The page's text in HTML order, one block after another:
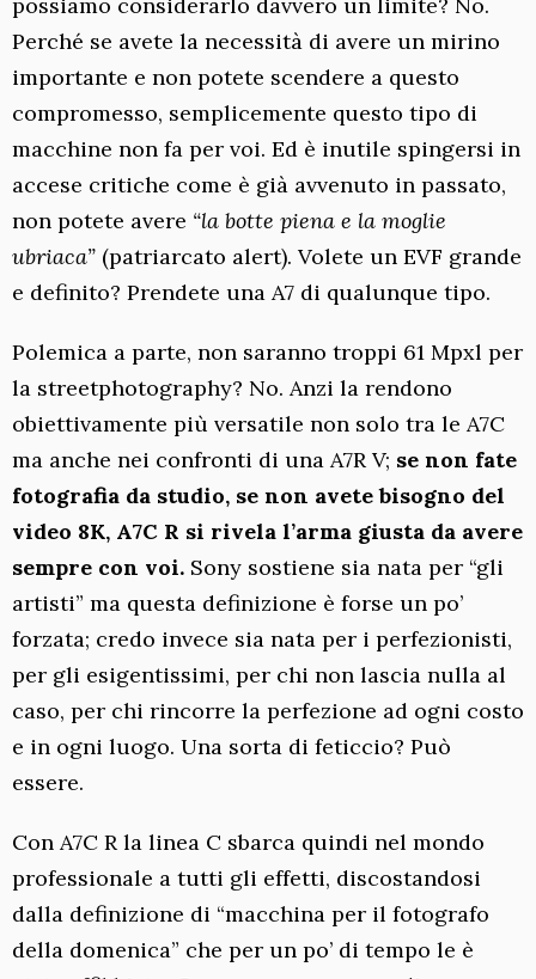
Perché se avete la necessità di avere un mirino
importante e non potete scendere a questo
compromesso, semplicemente questo tipo di
macchine non fa per voi. Ed è inutile spingersi in
accese critiche come è già avvenuto in passato,
non potete avere “la botte piena e la moglie
ubriaca” (patriarcato alert). Volete un EVF grande
e definito? Prendete una A7 di qualunque tipo.
Polemica a parte, non saranno troppi 61 Mpxl per
la streetphotography? No. Anzi la rendono
obiettivamente più versatile non solo tra le A7C
ma anche nei confronti di una A7R V; se non fate
fotografia da studio, se non avete bisogno del
video 8K, A7C R si rivela l’arma giusta da avere
sempre con voi. Sony sostiene sia nata per “gli
artisti” ma questa definizione è forse un po’
forzata; credo invece sia nata per i perfezionisti,
per gli esigentissimi, per chi non lascia nulla al
caso, per chi rincorre la perfezione ad ogni costo
e in ogni luogo. Una sorta di feticcio? Può
essere.
Con A7C R la linea C sbarca quindi nel mondo
professionale a tutti gli effetti, discostandosi
dalla definizione di “macchina per il fotografo
della domenica” che per un po’ di tempo le è